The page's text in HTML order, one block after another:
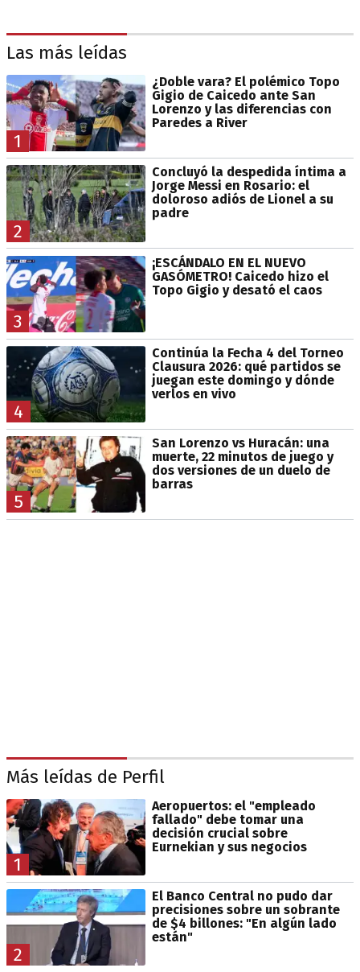
Las más leídas
1
¿Doble vara? El polémico Topo
Gigio de Caicedo ante San
Lorenzo y las diferencias con
Paredes a River
2
Concluyó la despedida íntima a
Jorge Messi en Rosario: el
doloroso adiós de Lionel a su
padre
3
¡ESCÁNDALO EN EL NUEVO
GASÓMETRO! Caicedo hizo el
Topo Gigio y desató el caos
4
Continúa la Fecha 4 del Torneo
Clausura 2026: qué partidos se
juegan este domingo y dónde
verlos en vivo
5
San Lorenzo vs Huracán: una
muerte, 22 minutos de juego y
dos versiones de un duelo de
barras
Más leídas de Perfil
1
Aeropuertos: el "empleado
fallado" debe tomar una
decisión crucial sobre
Eurnekian y sus negocios
2
El Banco Central no pudo dar
precisiones sobre un sobrante
de $4 billones: "En algún lado
están"